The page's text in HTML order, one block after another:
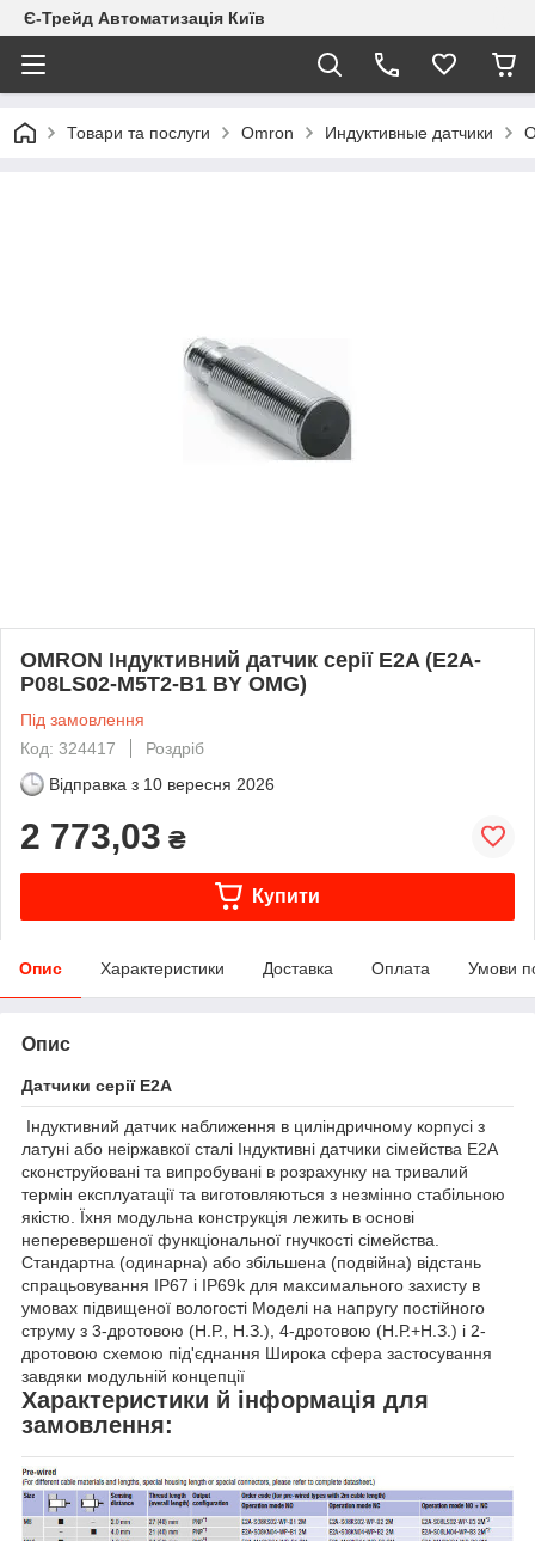
Є-Трейд Автоматизація Київ
Товари та послуги Omron Индуктивные датчики
OMRON Індуктивний датчик серії E2A (E2A-
P08LS02-M5T2-B1 BY OMG)
Під замовлення
Код: 324417
Роздріб
Відправка з 10 вересня 2026
2 773,03 ₴
Купити
Опис Характеристики Доставка Оплата Умови
Опис
Датчики серії E2A
Індуктивний датчик наближення в циліндричному корпусі з
латуні або неіржавкої сталі Індуктивні датчики сімейства E2A
сконструйовані та випробувані в розрахунку на тривалий
термін експлуатації та виготовляються з незмінно стабільною
якістю. Їхня модульна конструкція лежить в основі
неперевершеної функціональної гнучкості сімейства.
Стандартна (одинарна) або збільшена (подвійна) відстань
спрацьовування IP67 і IP69k для максимального захисту в
умовах підвищеної вологості Моделі на напругу постійного
струму з 3-дротовою (Н.Р., Н.З.), 4-дротовою (Н.Р.+Н.З.) і 2-
дротовою схемою під'єднання Широка сфера застосування
завдяки модульній концепції
Характеристики й інформація для
замовлення: